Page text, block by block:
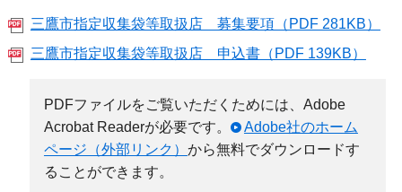
三鷹市指定収集袋等取扱店 募集要項（PDF 281KB）
三鷹市指定収集袋等取扱店 申込書（PDF 139KB）
PDFファイルをご覧いただくためには、Adobe
Acrobat Readerが必要です。
Adobe社のホーム
ページ（外部リンク） から無料でダウンロードす
ることができます。